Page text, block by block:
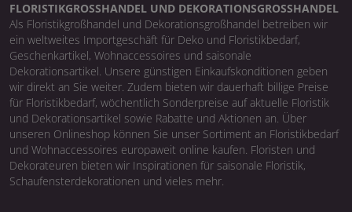
FLORISTIKGROSSHANDEL UND DEKORATIONSGROSSHANDEL
Als Floristikgroßhandel und Dekorationsgroßhandel betreiben wir
ein weltweites Importgeschäft für Deko und Floristikbedarf,
Geschenkartikel, Wohnaccessoires und saisonale
Dekorationsartikel. Unsere günstigen Einkaufskonditionen geben
wir direkt an Sie weiter. Zudem bieten wir dauerhaft billige Preise
für Floristikbedarf, wöchentlich Sonderpreise auf aktuelle Floristik
und Dekorationsartikel sowie Rabatte und Aktionen an. Über
unseren Onlineshop können Sie unser Sortiment an Floristikbedarf
und Wohnaccessoires europaweit online kaufen. Floristen und
Dekorateuren bieten wir Inspirationen für saisonale Floristik,
Schaufensterdekorationen und vieles mehr.